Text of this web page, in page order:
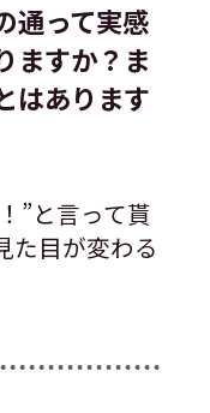
通って実感
ますか？ま
はあります
”と言って貰
た目が変わる